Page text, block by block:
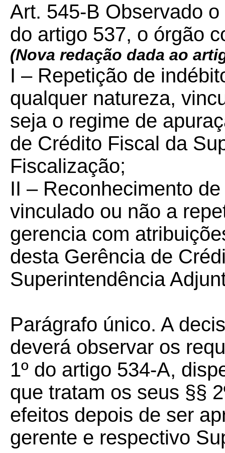
Art. 545-B Observado
do artigo 537, o órgão
(Nova redação dada ao
I – Repetição de
qualquer natureza,
seja o regime de
de Crédito Fiscal da
Fiscalização;
II – Reconhecimento
vinculado ou não a
gerencia com
desta Gerência de
Superintendência
Parágrafo único. A
deverá observar os
1º do artigo 534-A,
que tratam os seus §§
efeitos depois de ser
gerente e respectivo